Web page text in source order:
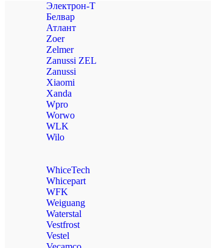
Электрон-Т
Белвар
Атлант
Zoer
Zelmer
Zanussi ZEL
Zanussi
Xiaomi
Xanda
Wpro
Worwo
WLK
Wilo
WhiceTech
Whicepart
WFK
Weiguang
Waterstal
Vestfrost
Vestel